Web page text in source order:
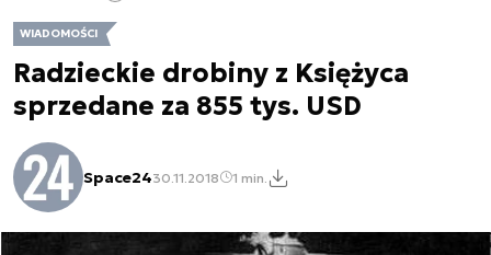
WIADOMOŚCI
Radzieckie drobiny z Księżyca
sprzedane za 855 tys. USD
Space2430.11.2018 1 min.